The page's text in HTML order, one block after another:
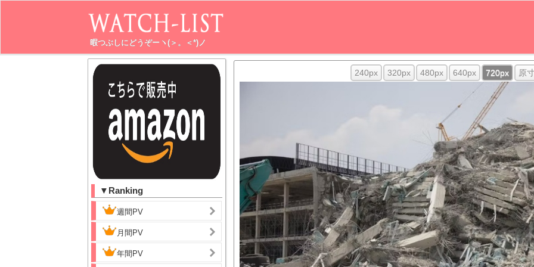
暇つぶしにどうぞーヽ(＞。＜*)ノ
▼Ranking
週間PV
月間PV
年間PV
240px 320px 480px 640px 720px 原